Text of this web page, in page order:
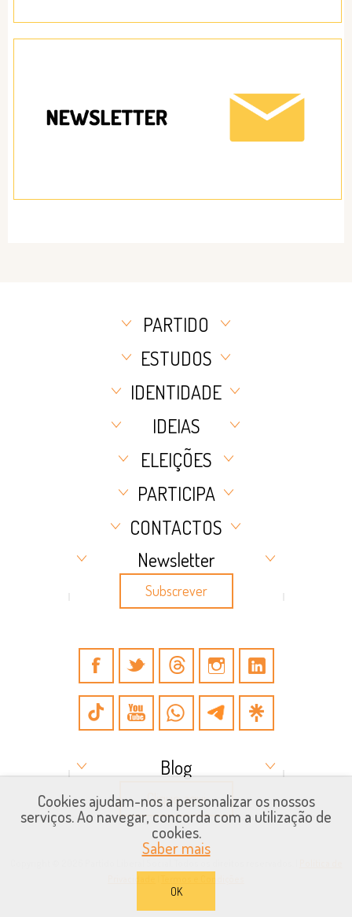
PARTIDO
ESTUDOS
IDENTIDADE
IDEIAS
Newsletter
Subscrever
Blog
Clique aqui
ELEIÇÕES
PARTICIPA
CONTACTOS
Cookies ajudam-nos a personalizar os nossos
serviços. Ao navegar, concorda com a utilização de
cookies.
Saber mais
OK